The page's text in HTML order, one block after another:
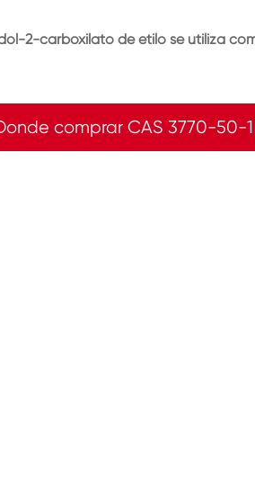
2-carboxilato de etilo se utiliza
comprar CAS 3770-50-1